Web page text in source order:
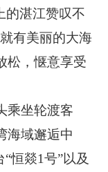
的湛江赞叹不
有美丽的大海
松，惬意享受
坐轮渡客
海域邂逅中
恒燚1号”以及